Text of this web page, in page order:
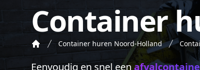
Container
Container huren Noord-Holland
Eenvoudig en snel een